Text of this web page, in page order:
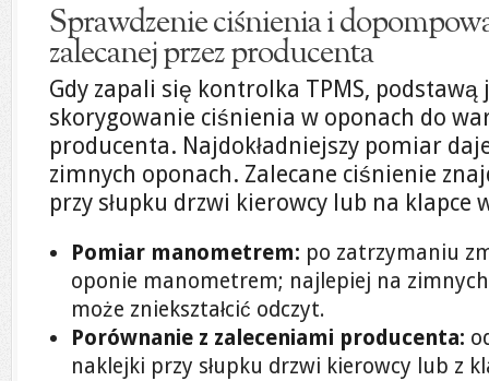
Sprawdzenie ciśnienia i
zalecanej przez producenta
Gdy zapali się kontrolka TPMS,
skorygowanie ciśnienia w oponach do
producenta. Najdokładniejszy pomiar
zimnych oponach. Zalecane ciśnienie
przy słupku drzwi kierowcy lub na klapce
Pomiar manometrem: po zatrzymaniu
oponie manometrem; najlepiej na
może zniekształcić odczyt.
Porównanie z zaleceniami producenta:
naklejki przy słupku drzwi kierowcy lub z